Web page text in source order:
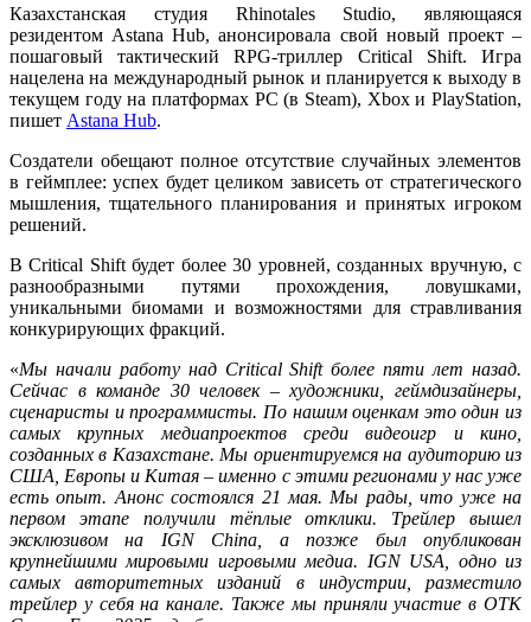
Казахстанская студия Rhinotales Studio, являющаяся
резидентом Astana Hub, анонсировала свой новый проект –
пошаговый тактический RPG-триллер Critical Shift. Игра
нацелена на международный рынок и планируется к выходу в
текущем году на платформах PC (в Steam), Xbox и PlayStation,
пишет Astana Hub.
Создатели обещают полное отсутствие случайных элементов
в геймплее: успех будет целиком зависеть от стратегического
мышления, тщательного планирования и принятых игроком
решений.
В Critical Shift будет более 30 уровней, созданных вручную, с
разнообразными путями прохождения, ловушками,
уникальными биомами и возможностями для стравливания
конкурирующих фракций.
«Мы начали работу над Critical Shift более пяти лет назад.
Сейчас в команде 30 человек – художники, геймдизайнеры,
сценаристы и программисты. По нашим оценкам это один из
самых крупных медиапроектов среди видеоигр и кино,
созданных в Казахстане. Мы ориентируемся на аудиторию из
США, Европы и Китая – именно с этими регионами у нас уже
есть опыт. Анонс состоялся 21 мая. Мы рады, что уже на
первом этапе получили тёплые отклики. Трейлер вышел
эксклюзивом на IGN China, а позже был опубликован
крупнейшими мировыми игровыми медиа. IGN USA, одно из
самых авторитетных изданий в индустрии, разместило
трейлер у себя на канале. Также мы приняли участие в OTK